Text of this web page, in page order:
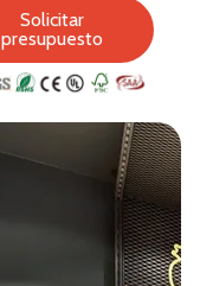
Solicitar
presupuesto